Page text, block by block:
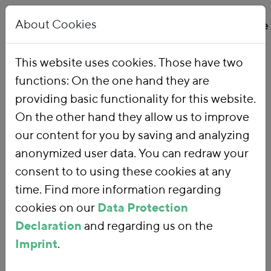
Our Work Topics Environmental Financial Reform
Environmental
Financial Reform
With an environmental financial
reform
About Cookies
This website uses cookies. Those have two
functions: On the one hand they are
providing basic functionality for this website.
On the other hand they allow us to improve
our content for you by saving and analyzing
anonymized user data. You can redraw your
consent to to using these cookies at any
time. Find more information regarding
cookies on our Data Protection
Declaration and regarding us on the
Imprint.